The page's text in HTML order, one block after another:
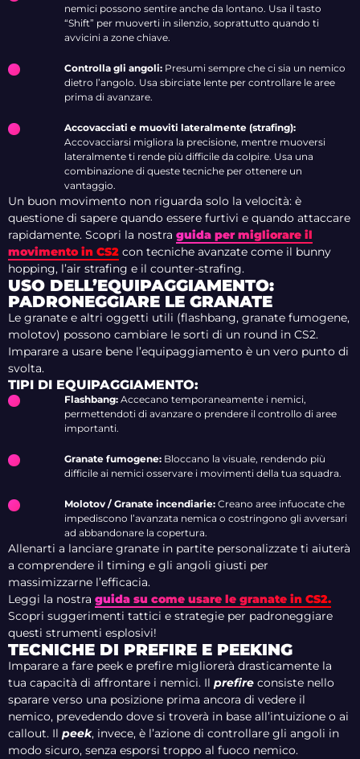
nemici possono sentire anche da lontano. Usa il tasto
“Shift” per muoverti in silenzio, soprattutto quando ti
avvicini a zone chiave.
Controlla gli angoli: Presumi sempre che ci sia un nemico
dietro l’angolo. Usa sbirciate lente per controllare le aree
prima di avanzare.
Accovacciati e muoviti lateralmente (strafing):
Accovacciarsi migliora la precisione, mentre muoversi
lateralmente ti rende più difficile da colpire. Usa una
combinazione di queste tecniche per ottenere un
vantaggio.
Un buon movimento non riguarda solo la velocità: è
questione di sapere quando essere furtivi e quando attaccare
rapidamente. Scopri la nostra guida per migliorare il
movimento in CS2 con tecniche avanzate come il bunny
hopping, l’air strafing e il counter-strafing.
USO DELL’EQUIPAGGIAMENTO:
PADRONEGGIARE LE GRANATE
Le granate e altri oggetti utili (flashbang, granate fumogene,
molotov) possono cambiare le sorti di un round in CS2.
Imparare a usare bene l’equipaggiamento è un vero punto di
svolta.
TIPI DI EQUIPAGGIAMENTO:
Flashbang: Accecano temporaneamente i nemici,
permettendoti di avanzare o prendere il controllo di aree
importanti.
Granate fumogene: Bloccano la visuale, rendendo più
difficile ai nemici osservare i movimenti della tua squadra.
Molotov / Granate incendiarie: Creano aree infuocate che
impediscono l’avanzata nemica o costringono gli avversari
ad abbandonare la copertura.
Allenarti a lanciare granate in partite personalizzate ti aiuterà
a comprendere il timing e gli angoli giusti per
massimizzarne l’efficacia.
Leggi la nostra guida su come usare le granate in CS2.
Scopri suggerimenti tattici e strategie per padroneggiare
questi strumenti esplosivi!
TECNICHE DI PREFIRE E PEEKING
Imparare a fare peek e prefire migliorerà drasticamente la
tua capacità di affrontare i nemici. Il prefire consiste nello
sparare verso una posizione prima ancora di vedere il
nemico, prevedendo dove si troverà in base all’intuizione o ai
callout. Il peek, invece, è l’azione di controllare gli angoli in
modo sicuro, senza esporsi troppo al fuoco nemico.